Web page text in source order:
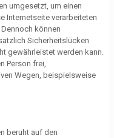
umgesetzt, um einen
Internetseite verarbeiteten
können
Sicherheitslücken
gewährleistet werden kann.
Person frei,
Wegen, beispielsweise
beruht auf den